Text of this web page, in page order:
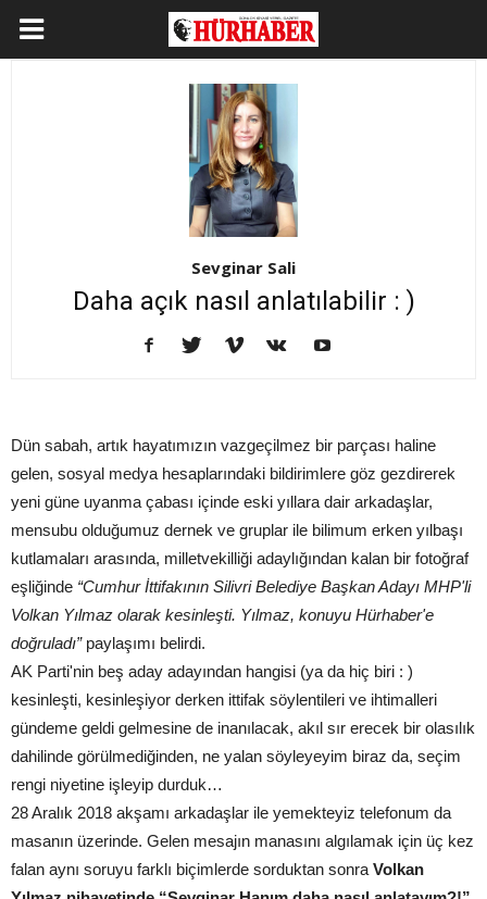
Sevginar Sali
Daha açık nasıl anlatılabilir : )
Dün sabah, artık hayatımızın vazgeçilmez bir parçası haline
gelen, sosyal medya hesaplarındaki bildirimlere göz gezdirerek
yeni güne uyanma çabası içinde eski yıllara dair arkadaşlar,
mensubu olduğumuz dernek ve gruplar ile bilimum erken yılbaşı
kutlamaları arasında, milletvekilliği adaylığından kalan bir fotoğraf
eşliğinde “Cumhur İttifakının Silivri Belediye Başkan Adayı MHP'li
Volkan Yılmaz olarak kesinleşti. Yılmaz, konuyu Hürhaber'e
doğruladı”paylaşımı belirdi.
AK Parti'nin beş aday adayından hangisi (ya da hiç biri : )
kesinleşti, kesinleşiyor derken ittifak söylentileri ve ihtimalleri
gündeme geldi gelmesine de inanılacak, akıl sır erecek bir olasılık
dahilinde görülmediğinden, ne yalan söyleyeyim biraz da, seçim
rengi niyetine işleyip durduk…
28 Aralık 2018 akşamı arkadaşlar ile yemekteyiz telefonum da
masanın üzerinde. Gelen mesajın manasını algılamak için üç kez
falan aynı soruyu farklı biçimlerde sorduktan sonra Volkan